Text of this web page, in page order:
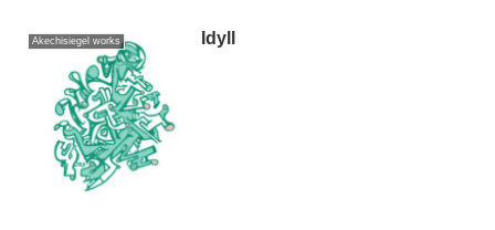
Akechisiegel works Idyll